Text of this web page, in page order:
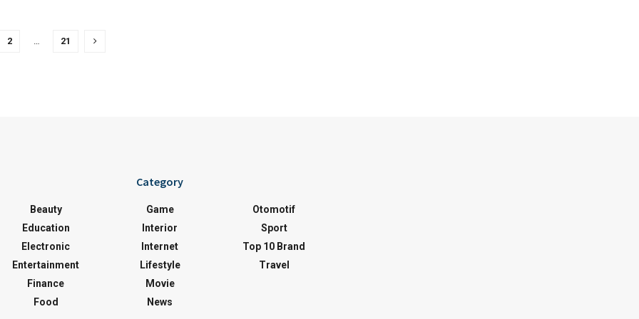
2 21
Category
Beauty
Education
Electronic
Entertainment
Finance
Food
Game
Interior
Internet
Lifestyle
Movie
News
Otomotif
Sport
Top 10 Brand
Travel